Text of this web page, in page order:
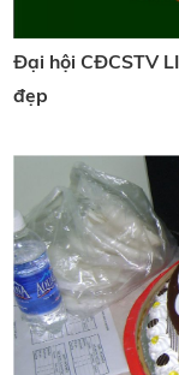
Đại hội CĐCSTV
đẹp